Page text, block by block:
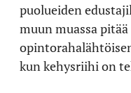
puolueiden
muun muassa
kun kehysriihi on